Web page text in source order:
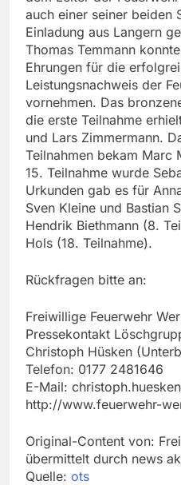
auch einer seiner beiden
Einladung aus Langern
Thomas Temmann
Ehrungen für die
Leistungsnachweis der
vornehmen. Das
die erste Teilnahme
und Lars Zimmermann.
Teilnahmen bekam Marc
15. Teilnahme wurde
Urkunden gab es für
Sven Kleine und Bastian
Hendrik Biethmann (8.
Hols (18. Teilnahme).
Rückfragen bitte an:
Freiwillige Feuerwehr
Pressekontakt
Christoph Hüsken
Telefon: 0177 2481646
E-Mail:
http://www.feuerwehr-
Original-Content von:
übermittelt durch news
Quelle: ots